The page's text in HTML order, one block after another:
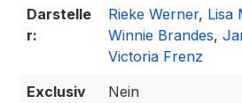
Darstelle
r:
Rieke Werner, Lisa
Winnie Brandes,
Victoria Frenz
Exclusiv
Nein